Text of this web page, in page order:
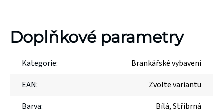
Doplňkové parametry
Kategorie:
Brankářské vybavení
EAN:
Zvolte variantu
Barva: Bílá,Stříbrná